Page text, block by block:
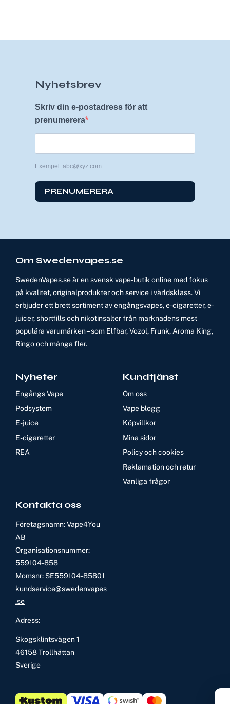
Nyhetsbrev
Skriv din e-postadress för att
prenumerera
Exempel: abc@xyz.com
PRENUMERERA
Om Swedenvapes.se
SwedenVapes.se är en svensk vape-butik online med fokus
på kvalitet, originalprodukter och service i världsklass. Vi
erbjuder ett brett sortiment av engångsvapes, e-cigaretter, e-
juicer, shortfills och nikotinsalter från marknadens mest
populära varumärken – som Elfbar, Vozol, Frunk, Aroma King,
Ringo och många fler.
Nyheter
Engångs Vape
Podsystem
E-juice
E-cigaretter
REA
Kundtjänst
Om oss
Vape blogg
Köpvillkor
Mina sidor
Policy och cookies
Reklamation och retur
Vanliga frågor
Kontakta oss
Företagsnamn: Vape4You
AB
Organisationsnummer:
559104-858
Momsnr: SE559104-85801
kundservice@swedenvapes
.se
Adress:
Skogsklintsvägen 1
46158 Trollhättan
Sverige